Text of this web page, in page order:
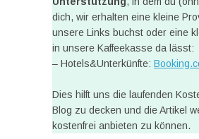
dich, wir erhalten eine kleine
unsere Links buchst oder eine
in unsere Kaffeekasse da lässt:
– Hotels&Unterkünfte:
Dies hilft uns die laufenden
Blog zu decken und die Artikel
kostenfrei anbieten zu können.